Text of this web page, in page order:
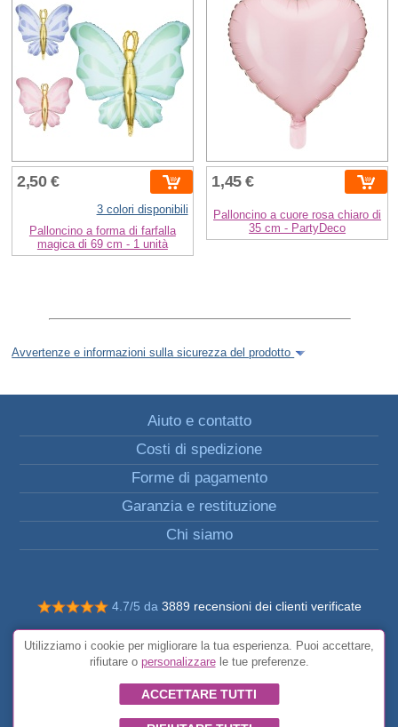
2,50 €
3 colori disponibili
Palloncino a forma di farfalla
magica di 69 cm - 1 unità
1,45 €
Palloncino a cuore rosa chiaro di
35 cm - PartyDeco
Avvertenze e informazioni sulla sicurezza del prodotto
Aiuto e contatto
Costi di spedizione
Forme di pagamento
Garanzia e restituzione
Chi siamo
4.7/5 da 3889 recensioni dei clienti verificate
© Tutti i diritti riservati FunToCome
Condizioni generali
Utilizziamo i cookie per migliorare la tua esperienza. Puoi accettare,
rifiutare o personalizzarele tue preferenze.
ACCETTARE TUTTI